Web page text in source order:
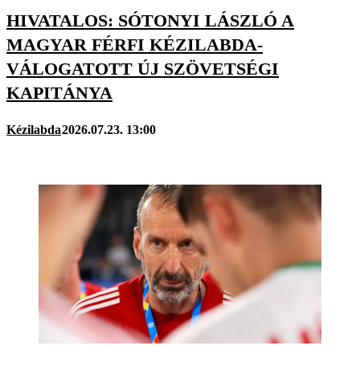
HIVATALOS: SÓTONYI LÁSZLÓ A
MAGYAR FÉRFI KÉZILABDA-
VÁLOGATOTT ÚJ SZÖVETSÉGI
KAPITÁNYA
Kézilabda2026.07.23. 13:00